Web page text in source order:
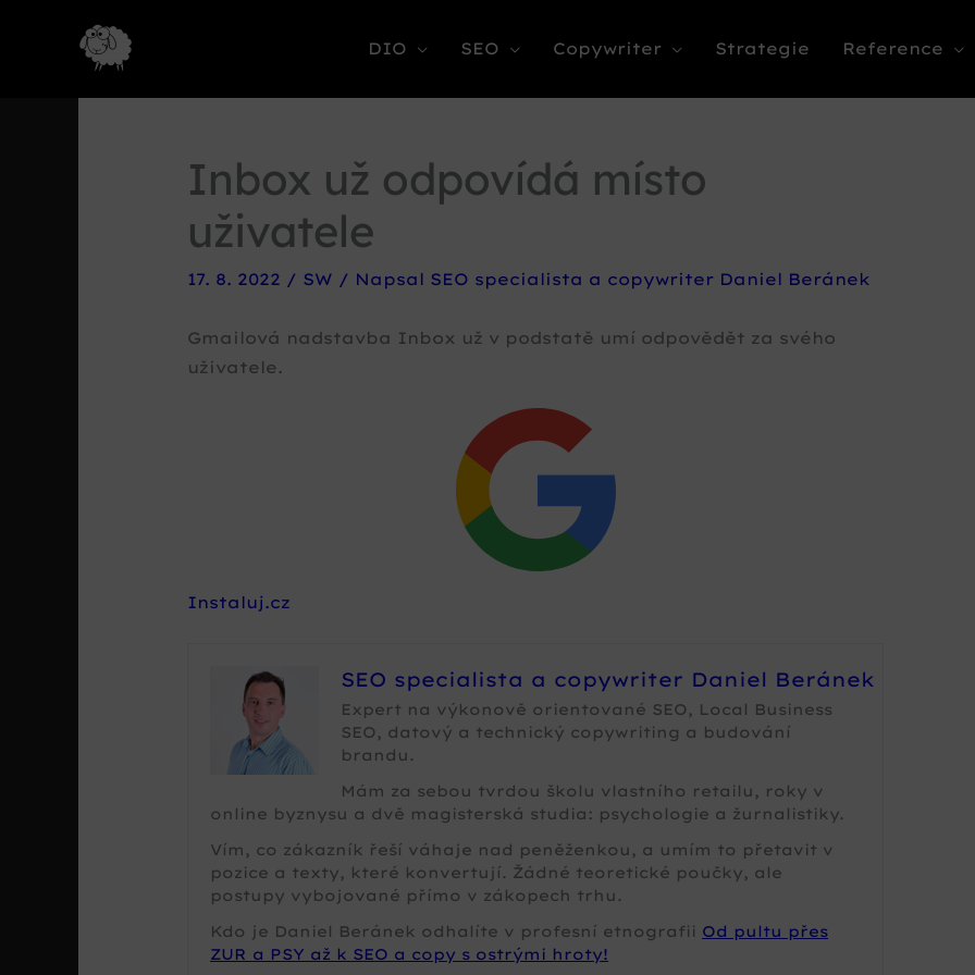
DIO SEO Copywriter Strategie Reference
Inbox už odpovídá místo
uživatele
17. 8. 2022 / SW / Napsal SEO specialista a copywriter Daniel Beránek
Gmailová nadstavba Inbox už v podstatě umí odpovědět za svého
uživatele.
Instaluj.cz
SEO specialista a copywriter Daniel Beránek
Expert na výkonově orientované SEO, Local Business
SEO, datový a technický copywriting a budování
brandu.
Mám za sebou tvrdou školu vlastního retailu, roky v
online byznysu a dvě magisterská studia: psychologie a žurnalistiky.
Vím, co zákazník řeší váhaje nad peněženkou, a umím to přetavit v
pozice a texty, které konvertují. Žádné teoretické poučky, ale
postupy vybojované přímo v zákopech trhu.
Kdo je Daniel Beránek odhalíte v profesní etnografii Od pultu přes
ZUR a PSY až k SEO a copy s ostrými hroty!